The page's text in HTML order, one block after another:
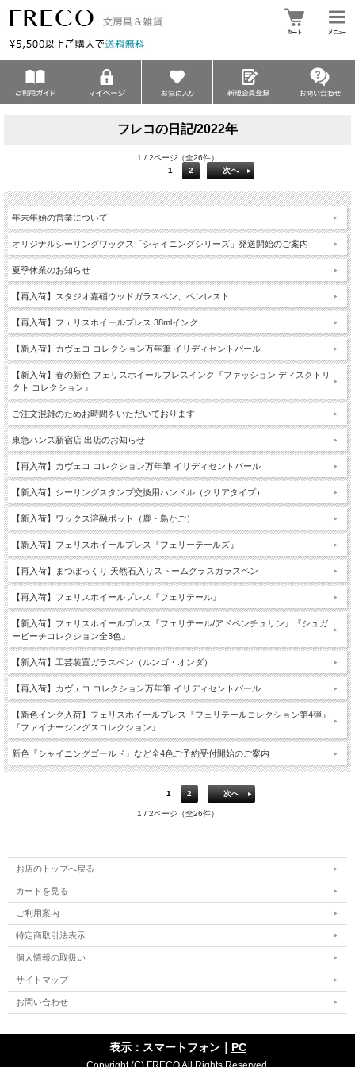
フレコの日記/2022年
1 / 2ページ（全26件）
1
2 次へ
年末年始の営業について
オリジナルシーリングワックス「シャイニングシリーズ」発送開始のご案内
夏季休業のお知らせ
【再入荷】スタジオ嘉硝ウッドガラスペン、ペンレスト
【再入荷】フェリスホイールプレス 38mlインク
【新入荷】カヴェコ コレクション万年筆 イリディセントパール
【新入荷】春の新色 フェリスホイールプレスインク『ファッション ディスクトリ
クト コレクション』
ご注文混雑のためお時間をいただいております
東急ハンズ新宿店 出店のお知らせ
【再入荷】カヴェコ コレクション万年筆 イリディセントパール
【新入荷】シーリングスタンプ交換用ハンドル（クリアタイプ）
【新入荷】ワックス溶融ポット（鹿・鳥かご）
【新入荷】フェリスホイールプレス『フェリーテールズ』
【再入荷】まつぼっくり 天然石入りストームグラスガラスペン
【再入荷】フェリスホイールプレス『フェリテール』
【新入荷】フェリスホイールプレス『フェリテール/アドベンチュリン』『シュガ
ービーチコレクション全3色』
【新入荷】工芸装置ガラスペン（ルンゴ・オンダ）
【再入荷】カヴェコ コレクション万年筆 イリディセントパール
【新色インク入荷】フェリスホイールプレス『フェリテールコレクション第4弾』
『ファイナーシングスコレクション』
新色『シャイニングゴールド』など全4色ご予約受付開始のご案内
1 2 次へ
1 / 2ページ（全26件）
お店のトップへ戻る
カートを見る
ご利用案内
特定商取引法表示
個人情報の取扱い
サイトマップ
お問い合わせ
表示：スマートフォン｜ PC